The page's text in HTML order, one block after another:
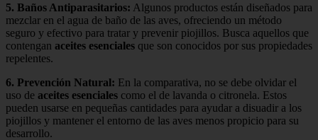
5. Baños Antiparasitarios: Algunos productos están diseñados para
mezclar en el agua de baño de las aves, ofreciendo un método
seguro y efectivo para tratar y prevenir piojillos. Busca aquellos que
contengan aceites esenciales que son conocidos por sus propiedades
repelentes.
6. Prevención Natural: En la comparativa, no se debe olvidar el
uso de aceites esenciales como el de lavanda o citronela. Estos
pueden usarse en pequeñas cantidades para ayudar a disuadir a los
piojillos y mantener el entorno de las aves menos propicio para su
desarrollo.